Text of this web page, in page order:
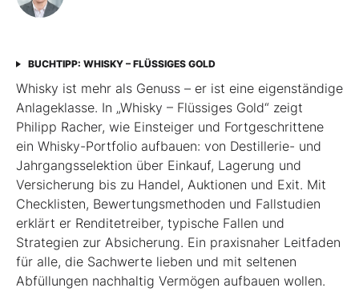
BUCHTIPP: WHISKY – FLÜSSIGES GOLD
Whisky ist mehr als Genuss – er ist eine eigenständige
Anlageklasse. In „Whisky – Flüssiges Gold“ zeigt
Philipp Racher, wie Einsteiger und Fortgeschrittene
ein Whisky-Portfolio aufbauen: von Destillerie- und
Jahrgangsselektion über Einkauf, Lagerung und
Versicherung bis zu Handel, Auktionen und Exit. Mit
Checklisten, Bewertungsmethoden und Fallstudien
erklärt er Renditetreiber, typische Fallen und
Strategien zur Absicherung. Ein praxisnaher Leitfaden
für alle, die Sachwerte lieben und mit seltenen
Abfüllungen nachhaltig Vermögen aufbauen wollen.